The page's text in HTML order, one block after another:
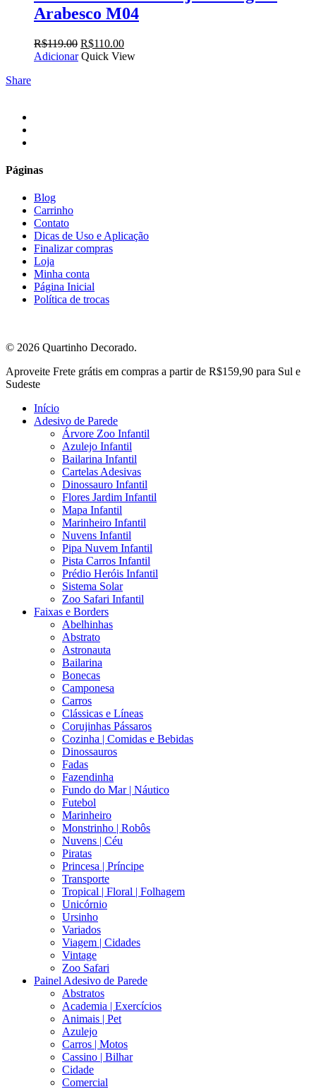
Arabesco M04
R$119.00 O
preço
R$110.00O
preço
Adicionar Quick View
Share
Páginas
Blog
Carrinho
Contato
Dicas de Uso e Aplicação
Finalizar compras
Loja
Minha conta
Página Inicial
Política de trocas
© 2026 Quartinho Decorado.
Close
Menu
Aproveite Frete grátis em compras a partir de R$159,90 para Sul e
Sudeste
Início
Adesivo de Parede
Árvore Zoo Infantil
Azulejo Infantil
Bailarina Infantil
Cartelas Adesivas
Dinossauro Infantil
Flores Jardim Infantil
Mapa Infantil
Marinheiro Infantil
Nuvens Infantil
Pipa Nuvem Infantil
Pista Carros Infantil
Prédio Heróis Infantil
Sistema Solar
Zoo Safari Infantil
Faixas e Borders
Abelhinhas
Abstrato
Astronauta
Bailarina
Bonecas
Camponesa
Carros
Clássicas e Líneas
Corujinhas Pássaros
Cozinha | Comidas e Bebidas
Dinossauros
Fadas
Fazendinha
Fundo do Mar | Náutico
Futebol
Marinheiro
Monstrinho | Robôs
Nuvens | Céu
Piratas
Princesa | Príncipe
Transporte
Tropical | Floral | Folhagem
Unicórnio
Ursinho
Variados
Viagem | Cidades
Vintage
Zoo Safari
Painel Adesivo de Parede
Abstratos
Academia | Exercícios
Animais | Pet
Azulejo
Carros | Motos
Cassino | Bilhar
Cidade
Comercial